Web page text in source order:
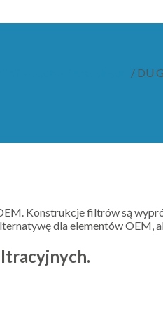
/ DU
Konstrukcje filtrów są
dla elementów OEM,